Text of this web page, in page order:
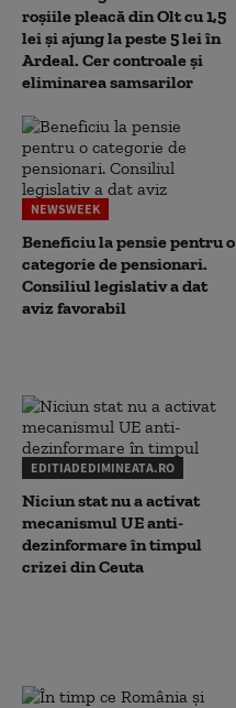
roșiile pleacă din Olt cu 1,5
lei și ajung la peste 5 lei în
Ardeal. Cer controale și
eliminarea samsarilor
NEWSWEEK
Beneficiu la pensie pentru o
categorie de pensionari.
Consiliul legislativ a dat
aviz favorabil
EDITIADEDIMINEATA.RO
Niciun stat nu a activat
mecanismul UE anti-
dezinformare în timpul
crizei din Ceuta